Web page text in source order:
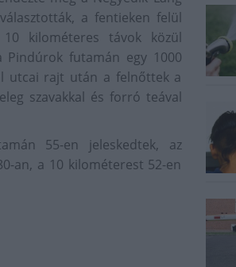
a fentieken felül
kilométeres távok közül
Pindúrok futamán egy 1000
utcai rajt után a felnőttek a
szavakkal és forró teával
55-en jeleskedtek, az
an, a 10 kilométerest 52-en